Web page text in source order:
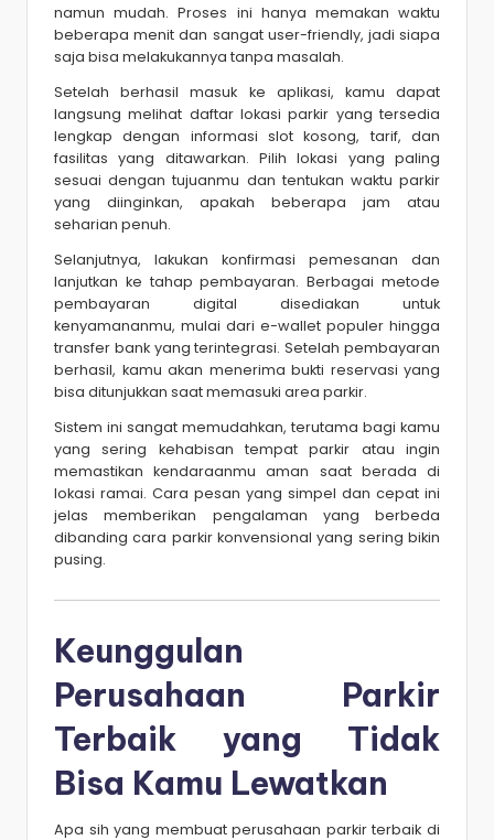
namun mudah. Proses ini hanya memakan waktu
beberapa menit dan sangat user-friendly, jadi siapa
saja bisa melakukannya tanpa masalah.
Setelah berhasil masuk ke aplikasi, kamu dapat
langsung melihat daftar lokasi parkir yang tersedia
lengkap dengan informasi slot kosong, tarif, dan
fasilitas yang ditawarkan. Pilih lokasi yang paling
sesuai dengan tujuanmu dan tentukan waktu parkir
yang diinginkan, apakah beberapa jam atau
seharian penuh.
Selanjutnya, lakukan konfirmasi pemesanan dan
lanjutkan ke tahap pembayaran. Berbagai metode
pembayaran digital disediakan untuk
kenyamananmu, mulai dari e-wallet populer hingga
transfer bank yang terintegrasi. Setelah pembayaran
berhasil, kamu akan menerima bukti reservasi yang
bisa ditunjukkan saat memasuki area parkir.
Sistem ini sangat memudahkan, terutama bagi kamu
yang sering kehabisan tempat parkir atau ingin
memastikan kendaraanmu aman saat berada di
lokasi ramai. Cara pesan yang simpel dan cepat ini
jelas memberikan pengalaman yang berbeda
dibanding cara parkir konvensional yang sering bikin
pusing.
Keunggulan
Perusahaan Parkir
Terbaik yang Tidak
Bisa Kamu Lewatkan
Apa sih yang membuat perusahaan parkir terbaik di